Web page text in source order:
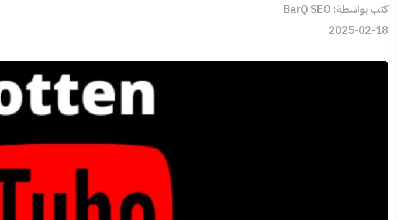
كتب بواسطة: BarQ SEO
2025-02-18